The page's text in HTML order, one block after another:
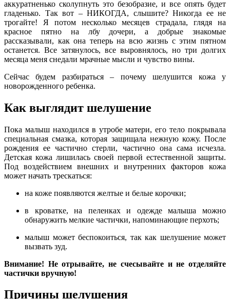
аккуратненько сколупнуть это безобразие, и все опять будет
гладенько. Так вот – НИКОГДА, слышите? Никогда ее не
трогайте! Я потом несколько месяцев страдала, глядя на
красное пятно на лбу дочери, а добрые знакомые
рассказывали, как она теперь на всю жизнь с этим пятном
останется. Все затянулось, все выровнялось, но три долгих
месяца меня снедали мрачные мысли и чувство вины.
Сейчас будем разбираться – почему шелушится кожа у
новорожденного ребенка.
Как выглядит шелушение
Пока малыш находился в утробе матери, его тело покрывала
специальная смазка, которая защищала нежную кожу. После
рождения ее частично стерли, частично она сама исчезла.
Детская кожа лишилась своей первой естественной защиты.
Под воздействием внешних и внутренних факторов кожа
может начать трескаться:
на коже появляются желтые и белые корочки;
в кроватке, на пеленках и одежде малыша можно
обнаружить мелкие частички, напоминающие перхоть;
малыш может беспокоиться, так как шелушение может
вызвать зуд.
Внимание! Не отрывайте, не счесывайте и не отделяйте
частички вручную!
Причины шелушения